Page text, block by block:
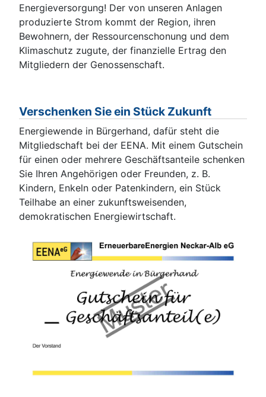
Energieversorgung! Der von unseren Anlagen
produzierte Strom kommt der Region, ihren
Bewohnern, der Ressourcenschonung und dem
Klimaschutz zugute, der finanzielle Ertrag den
Mitgliedern der Genossenschaft.
Verschenken Sie ein Stück Zukunft
Energiewende in Bürgerhand, dafür steht die
Mitgliedschaft bei der EENA. Mit einem Gutschein
für einen oder mehrere Geschäftsanteile schenken
Sie Ihren Angehörigen oder Freunden, z. B.
Kindern, Enkeln oder Patenkindern, ein Stück
Teilhabe an einer zukunftsweisenden,
demokratischen Energiewirtschaft.